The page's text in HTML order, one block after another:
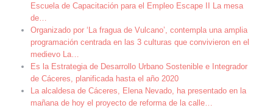
Escuela de Capacitación para el Empleo Escape II La mesa
de…
Organizado por ‘La fragua de Vulcano’, contempla una amplia
programación centrada en las 3 culturas que convivieron en el
medievo La…
Es la Estrategia de Desarrollo Urbano Sostenible e Integrador
de Cáceres, planificada hasta el año 2020
La alcaldesa de Cáceres, Elena Nevado, ha presentado en la
mañana de hoy el proyecto de reforma de la calle…